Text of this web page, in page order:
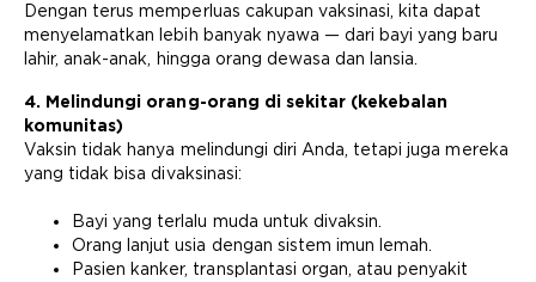
Dengan terus memperluas cakupan vaksinasi, kita dapat
menyelamatkan lebih banyak nyawa — dari bayi yang baru
lahir, anak-anak, hingga orang dewasa dan lansia.
4. Melindungi orang-orang di sekitar (kekebalan
komunitas)
Vaksin tidak hanya melindungi diri Anda, tetapi juga mereka
yang tidak bisa divaksinasi:
Bayi yang terlalu muda untuk divaksin.
Orang lanjut usia dengan sistem imun lemah.
Pasien kanker, transplantasi organ, atau penyakit